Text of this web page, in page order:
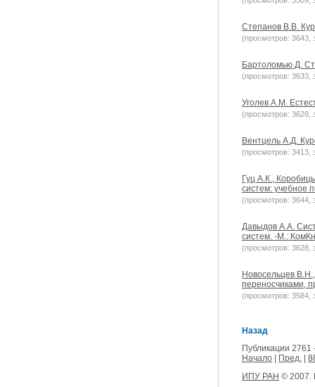
Степанов В.В.
(просмотров: 3643,
Бартоломью Д.
(просмотров: 3633,
Уголев А.М.
(просмотров: 3628,
Вентцель А.Д.
(просмотров: 3413,
Гуц А.К.,
систем: учебное
(просмотров: 3644,
Давыдов А.А.
систем. -М.:
(просмотров: 3628,
Новосельцев
переносчиками,
(просмотров: 3584,
Назад
Публикации 2761
Начало
Пред.
ИПУ РАН © 2007.